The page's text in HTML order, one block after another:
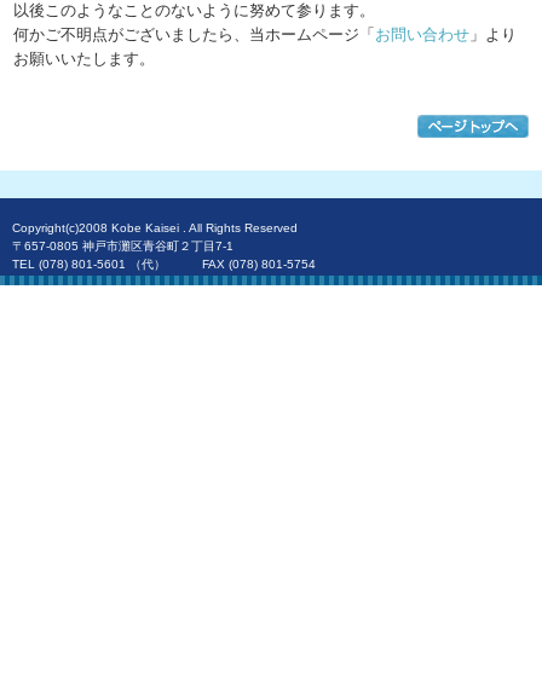
以後このようなことのないように努めて参ります。
何かご不明点がございましたら、当ホームページ「 お問い合わせ 」より
お願いいたします。
Copyright(c)2008 Kobe Kaisei . All Rights Reserved
〒657-0805 神戸市灘区青谷町２丁目7-1
TEL (078) 801-5601 （代） FAX (078) 801-5754